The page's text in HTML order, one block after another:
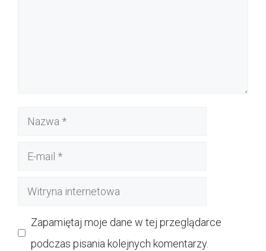
Nazwa
Witryna
Zapamiętaj moje dane w tej przeglądarce
podczas pisania kolejnych komentarzy.